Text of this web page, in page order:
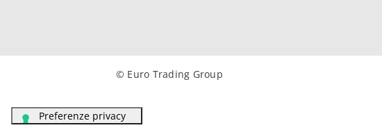
© Euro Trading Group